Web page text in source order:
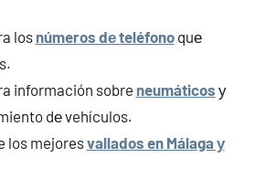
losnúmeros dе teléfonoquе
información sobre neumáticos у
dе vehículos.
los mejoresvallados en Málaga у